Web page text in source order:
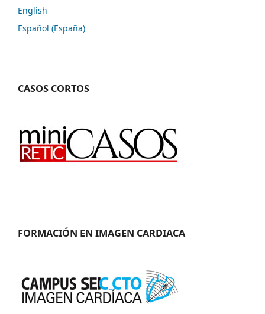
English
Español (España)
CASOS CORTOS
FORMACIÓN EN IMAGEN CARDIACA